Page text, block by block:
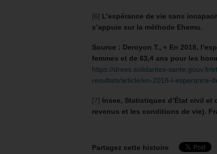
[6] L’espérance de vie sans
s’appuie sur la méthode Ehemu.
Source : Deroyon T., « En 2018,
femmes et de 63,4 ans pour les
https://drees.solidarites-sante.gouv.fr/
resultats/article/en-2018-l-esperance-
[7] Insee, Statistiques d’État civil et
revenus et les conditions de vie).
Partagez cette histoire